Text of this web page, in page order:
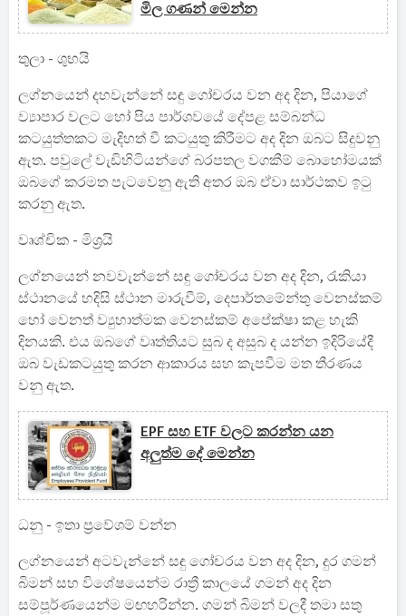
මිල ගණන් මෙන්න
තුලා - ශුභයි
ලග්නයෙන් දහවැන්නේ සඳු ගෝචරය වන අද දින, පියාගේ
ව්‍යාපාර වලට හෝ පිය පාර්ශවයේ දේපළ සම්බන්ධ
කටයුත්තකට මැදිහත් වී කටයුතු කිරීමට අද දින ඔබට සිදුවනු
ඇත. පවුලේ වැඩිහිටියන්ගේ බරපතල වගකීම් බොහෝමයක්
ඔබගේ කරමත පැටවෙනු ඇති අතර ඔබ ඒවා සාර්ථකව ඉටු
කරනු ඇත.
වෘශ්චික - මිශ්‍රයි
ලග්නයෙන් නවවැන්නේ සඳු ගෝචරය වන අද දින, රැකියා
ස්ථානයේ හදිසි ස්ථාන මාරුවීම්, දෙපාර්තමේන්තු වෙනස්කම්
හෝ වෙනත් ව්‍යුහාත්මක වෙනස්කම් අපේක්ෂා කළ හැකි
දිනයකි. එය ඔබගේ වෘත්තියට සුබ ද අසුබ ද යන්න ඉදිරියේදී
ඔබ වැඩකටයුතු කරන ආකාරය සහ කැපවීම මත තීරණය
වනු ඇත.
EPF සහ ETF වලට කරන්න යන
අලුත්ම දේ මෙන්න
ධනු - ඉතා ප්‍රවේශම් වන්න
ලග්නයෙන් අටවැන්නේ සඳු ගෝචරය වන අද දින, දුර ගමන්
බිමන් සහ විශේෂයෙන්ම රාත්‍රී කාලයේ ගමන් අද දින
සම්පූර්ණයෙන්ම මඟහරින්න. ගමන් බිමන් වලදී තමා සතු